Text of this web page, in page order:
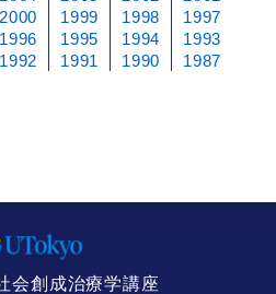
2000
1999 1998
1997
1996
1995 1994
1993
1992
1991 1990 1987
会創成治療学講座